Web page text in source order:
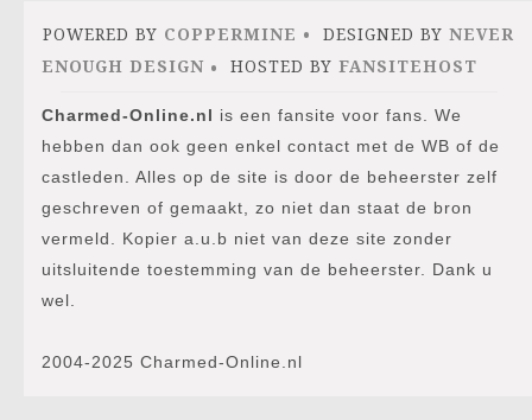
POWERED BY COPPERMINE DESIGNED BYNEVER
ENOUGH DESIGN
HOSTED BY FANSITEHOST
Charmed-Online.nl
is een fansite voor fans. We
hebben dan ook geen enkel contact met de WB of de
castleden. Alles op de site is door de beheerster zelf
geschreven of gemaakt, zo niet dan staat de bron
vermeld. Kopier a.u.b niet van deze site zonder
uitsluitende toestemming van de beheerster. Dank u
wel.
2004-2025 Charmed-Online.nl